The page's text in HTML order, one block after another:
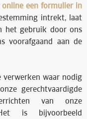
online een formulier in
intrekt, laat
het gebruik door ons
voorafgaand aan de
waar nodig
gerechtvaardigde
van onze
is bijvoorbeeld